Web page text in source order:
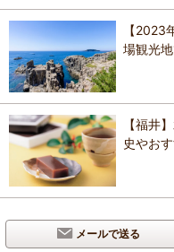
【2023
場観光
【福井
史やお
メールで送る